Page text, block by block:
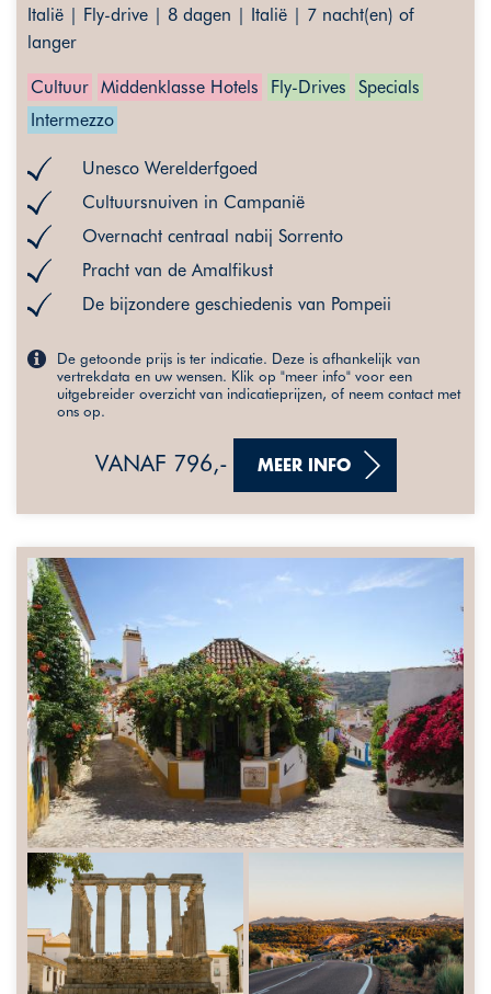
Italië | Fly-drive | 8 dagen | Italië | 7 nacht(en) of
langer
Cultuur Middenklasse Hotels Fly-Drives
Specials
Intermezzo
Unesco Werelderfgoed
Cultuursnuiven in Campanië
Overnacht centraal nabij Sorrento
Pracht van de Amalfikust
De bijzondere geschiedenis van Pompeii
De getoonde prijs is ter indicatie. Deze is afhankelijk van
vertrekdata en uw wensen. Klik op "meer info" voor een
uitgebreider overzicht van indicatieprijzen, of neem contact met
ons op.
VANAF 796,- MEER INFO